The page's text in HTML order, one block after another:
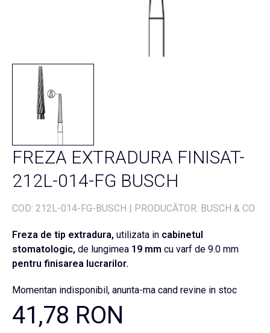
FREZA EXTRADURA FINISAT-
212L-014-FG BUSCH
COD: 212L-014-FG-BUSCH | PRODUCĂTOR: BUSCH & CO
Freza de tip extradura, utilizata in cabinetul
stomatologic, de lungimea 19 mm cu varf de 9.0 mm
pentru finisarea lucrarilor.
Momentan indisponibil, anunta-ma cand revine in stoc
41,78 RON